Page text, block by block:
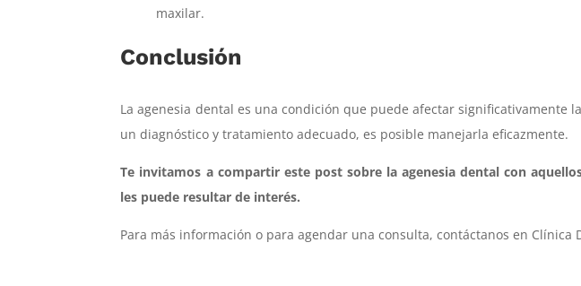
maxilar.
Conclusión
La agenesia dental es una condición que puede afectar significativamente
un diagnóstico y tratamiento adecuado, es posible manejarla eficazmente.
Te invitamos a compartir este post sobre la agenesia dental con
les puede resultar de interés.
Para más información o para agendar una consulta, contáctanos en Clínica